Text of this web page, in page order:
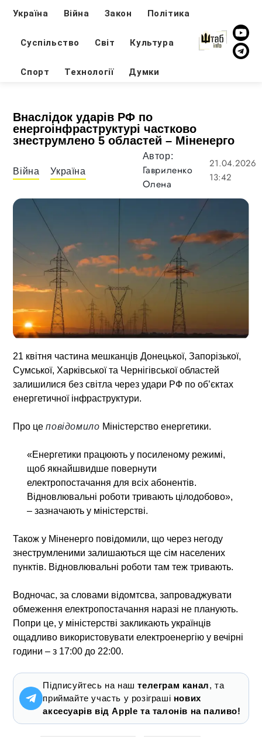
Україна Війна Закон Політика
Суспільство Світ Культура
Спорт Технології Думки
Внаслідок ударів РФ по
енергоінфраструктурі частково
знеструмлено 5 областей – Міненерго
Війна Україна
Автор:
Гавриленко
Олена
21.04.2026
13:42
21 квітня частина мешканців Донецької, Запорізької,
Сумської, Харківської та Чернігівської областей
залишилися без світла через удари РФ по об’єктах
енергетичної інфраструктури.
Про цеповідомило Міністерство енергетики.
«Енергетики працюють у посиленому режимі,
щоб якнайшвидше повернути
електропостачання для всіх абонентів.
Відновлювальні роботи тривають цілодобово»,
– зазначають у міністерстві.
Також у Міненерго повідомили, що через негоду
знеструмленими залишаються ще сім населених
пунктів. Відновлювальні роботи там теж тривають.
Водночас, за словами відомтсва, запроваджувати
обмеження електропостачання наразі не планують.
Попри це, у міністерстві закликають українців
ощадливо використовувати електроенергію у вечірні
години – з 17:00 до 22:00.
Підписуйтесь на наштелеграм канал, та
приймайте участь у розіграші нових
аксесуарів від Apple та талонів на паливо!